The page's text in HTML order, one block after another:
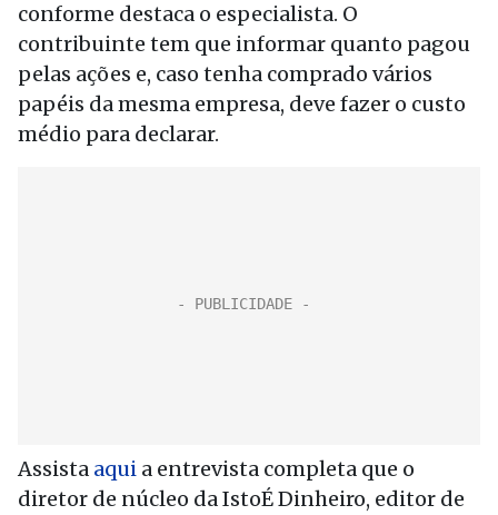
conforme destaca o especialista. O
contribuinte tem que informar quanto pagou
pelas ações e, caso tenha comprado vários
papéis da mesma empresa, deve fazer o custo
médio para declarar.
Assista aqui a entrevista completa que o
diretor de núcleo da IstoÉ Dinheiro, editor de